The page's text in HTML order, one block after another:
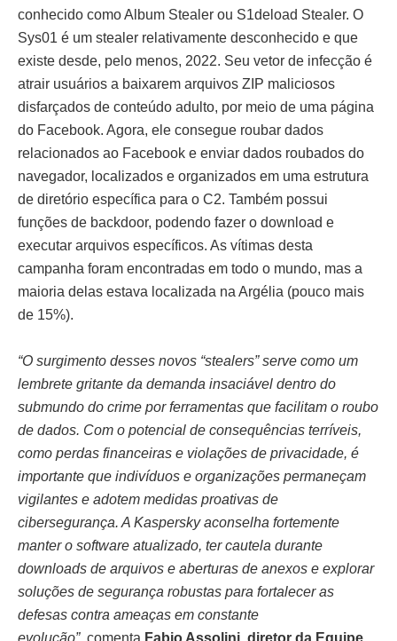
conhecido como Album Stealer ou S1deload Stealer. O
Sys01 é um stealer relativamente desconhecido e que
existe desde, pelo menos, 2022. Seu vetor de infecção é
atrair usuários a baixarem arquivos ZIP maliciosos
disfarçados de conteúdo adulto, por meio de uma página
do Facebook. Agora, ele consegue roubar dados
relacionados ao Facebook e enviar dados roubados do
navegador, localizados e organizados em uma estrutura
de diretório específica para o C2. Também possui
funções de backdoor, podendo fazer o download e
executar arquivos específicos. As vítimas desta
campanha foram encontradas em todo o mundo, mas a
maioria delas estava localizada na Argélia (pouco mais
de 15%).
“O surgimento desses novos “stealers” serve como um
lembrete gritante da demanda insaciável dentro do
submundo do crime por ferramentas que facilitam o roubo
de dados. Com o potencial de consequências terríveis,
como perdas financeiras e violações de privacidade, é
importante que indivíduos e organizações permaneçam
vigilantes e adotem medidas proativas de
cibersegurança. A Kaspersky aconselha fortemente
manter o software atualizado, ter cautela durante
downloads de arquivos e aberturas de anexos e explorar
soluções de segurança robustas para fortalecer as
defesas contra ameaças em constante
evolução”, comenta Fabio Assolini, diretor da Equipe